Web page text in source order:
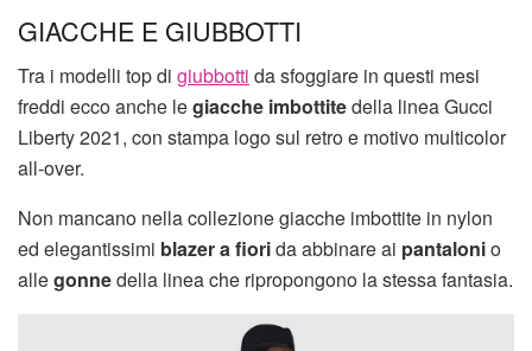
GIACCHE E GIUBBOTTI
Tra i modelli top di giubbotti da sfoggiare in questi mesi
freddi ecco anche legiacche imbottitedella linea Gucci
Liberty 2021, con stampa logo sul retro e motivo multicolor
all-over.
Non mancano nella collezione giacche imbottite in nylon
ed elegantissimi blazer a fiorida abbinare ai pantalonio
allegonnedella linea che ripropongono la stessa fantasia.